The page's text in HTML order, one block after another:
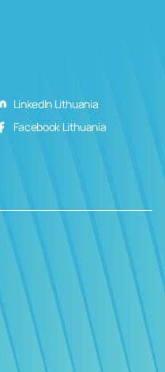
LinkedIn Lithuania
Facebook Lithuania